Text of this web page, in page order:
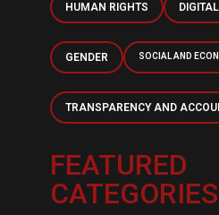
HUMAN RIGHTS
GENDER SOCIAL AND
TRANSPARENCY AND
FEATURED
CATEGORIES